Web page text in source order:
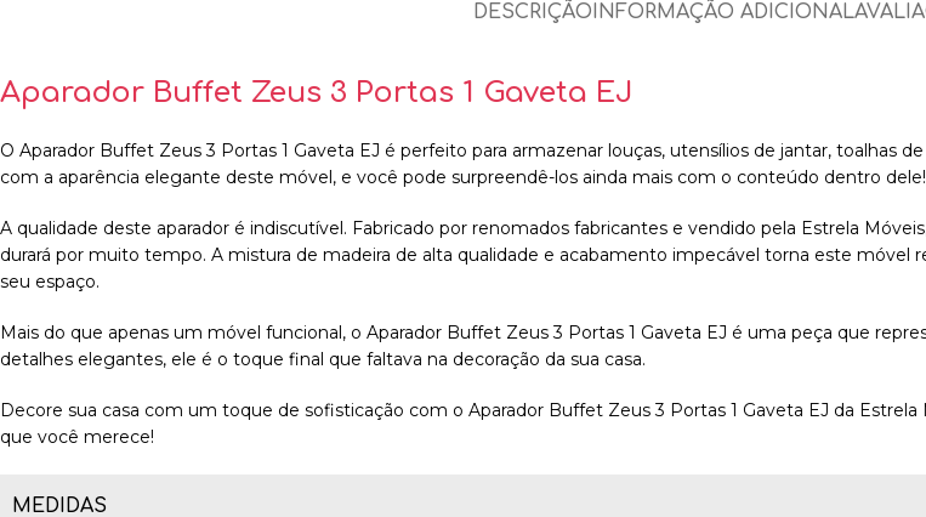
DESCRIÇÃO INFORMAÇÃO ADICIONAL
Aparador Buffet Zeus 3 Portas 1 Gaveta EJ
O Aparador Buffet Zeus 3 Portas 1 Gaveta EJ é perfeito para armazenar louças, utensílios de jantar, toalhas
com a aparência elegante deste móvel, e você pode surpreendê-los ainda mais com o conteúdo dentro dele!
A qualidade deste aparador é indiscutível. Fabricado por renomados fabricantes e vendido pela Estrela
durará por muito tempo. A mistura de madeira de alta qualidade e acabamento impecável torna este móvel
seu espaço.
Mais do que apenas um móvel funcional, o Aparador Buffet Zeus 3 Portas 1 Gaveta EJ é uma peça que
detalhes elegantes, ele é o toque final que faltava na decoração da sua casa.
Decore sua casa com um toque de sofisticação com o Aparador Buffet Zeus 3 Portas 1 Gaveta EJ da
que você merece!
MEDIDAS